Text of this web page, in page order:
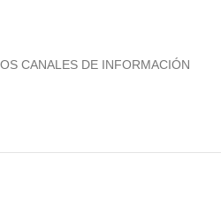
CANALES DE INFORMACIÓN